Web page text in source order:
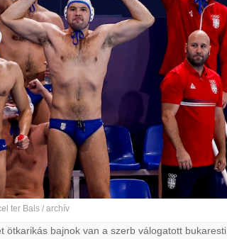
ter Bals / archív
ötkarikás bajnok van a szerb válogatott bukaresti